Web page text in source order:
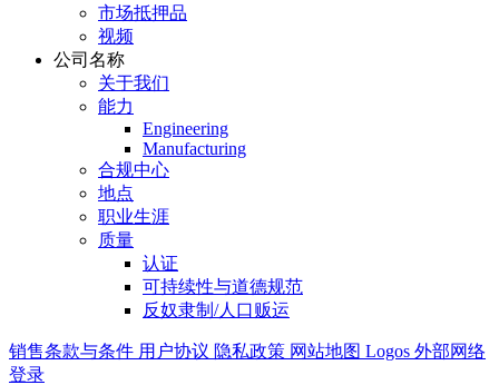
市场抵押品
视频
公司名称
关于我们
能力
Engineering
Manufacturing
合规中心
地点
职业生涯
质量
认证
可持续性与道德规范
反奴隶制/人口贩运
销售条款与条件 用户协议 隐私政策 网站地图 Logos 外部网络
登录